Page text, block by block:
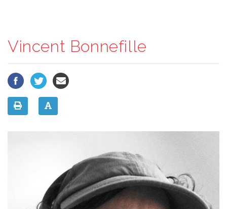
Vincent Bonnefille